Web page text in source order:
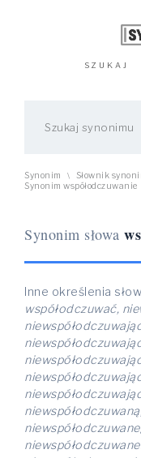
SZUKAJ
Synonim \ Słownik
Synonim współodczuwanie
Synonim słowa
Inne określenia
współodczuwać,